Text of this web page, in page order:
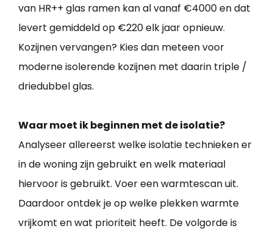
van HR++ glas ramen kan al vanaf €4000 en dat
levert gemiddeld op €220 elk jaar opnieuw.
Kozijnen vervangen? Kies dan meteen voor
moderne isolerende kozijnen met daarin triple /
driedubbel glas.
Waar moet ik beginnen met de isolatie?
Analyseer allereerst welke isolatie technieken er
in de woning zijn gebruikt en welk materiaal
hiervoor is gebruikt. Voer een warmtescan uit.
Daardoor ontdek je op welke plekken warmte
vrijkomt en wat prioriteit heeft. De volgorde is